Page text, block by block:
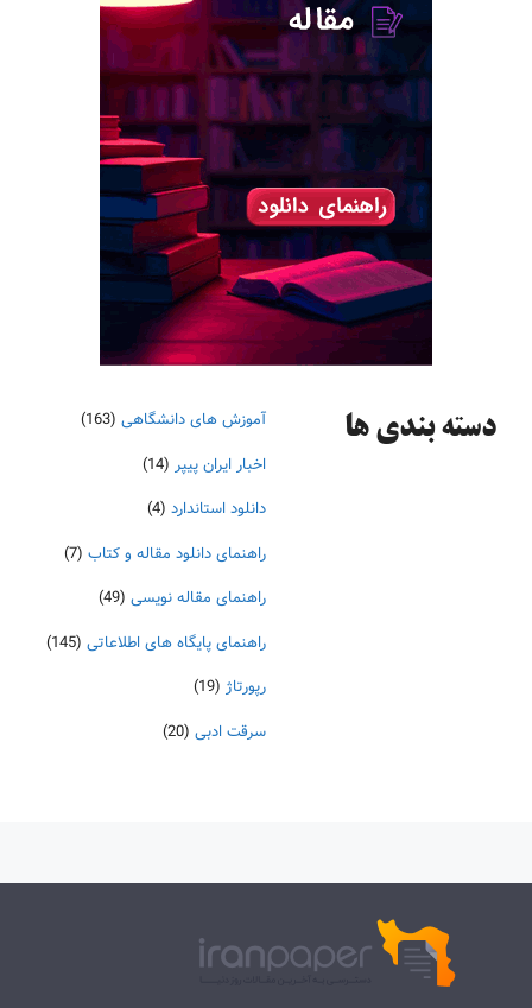
دسته‌ بندی ها آموزش های دانشگاهی (163)
اخبار ایران پیپر (14)
دانلود استاندارد (4)
راهنمای دانلود مقاله و کتاب (7)
راهنمای مقاله نویسی (49)
راهنمای پایگاه های اطلاعاتی (145)
رپورتاژ (19)
سرقت ادبی (20)